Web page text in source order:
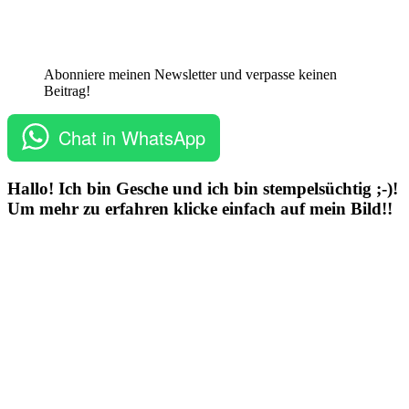
Abonniere meinen Newsletter und verpasse keinen
Beitrag!
Chat in WhatsApp
Hallo! Ich bin Gesche und ich bin stempelsüchtig ;-)!
Um mehr zu erfahren klicke einfach auf mein Bild!!